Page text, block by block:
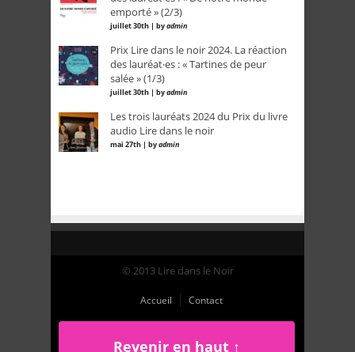
emporté » (2/3)
juillet 30th | byadmin
Prix Lire dans le noir 2024. La réaction
des lauréat·es : « Tartines de peur
salée » (1/3)
juillet 30th | byadmin
Les trois lauréats 2024 du Prix du livre
audio Lire dans le noir
mai 27th | byadmin
© 2013 Lire dans le Noir
Accueil Contact
Revenir en haut ↑